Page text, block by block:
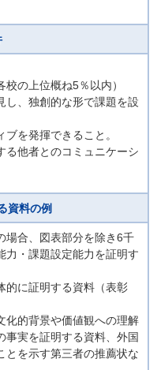
の上位概ね5％以内）
し、独創的な形で課題を設
を発揮できること。
る他者とのコミュニケーシ
資料の例
場合、図表部分を除き6千
力・課題設定能力を証明す
的に証明する資料（表彰
化的背景や価値観への理解
事実を証明する資料、外国
とを示す第三者の推薦状な